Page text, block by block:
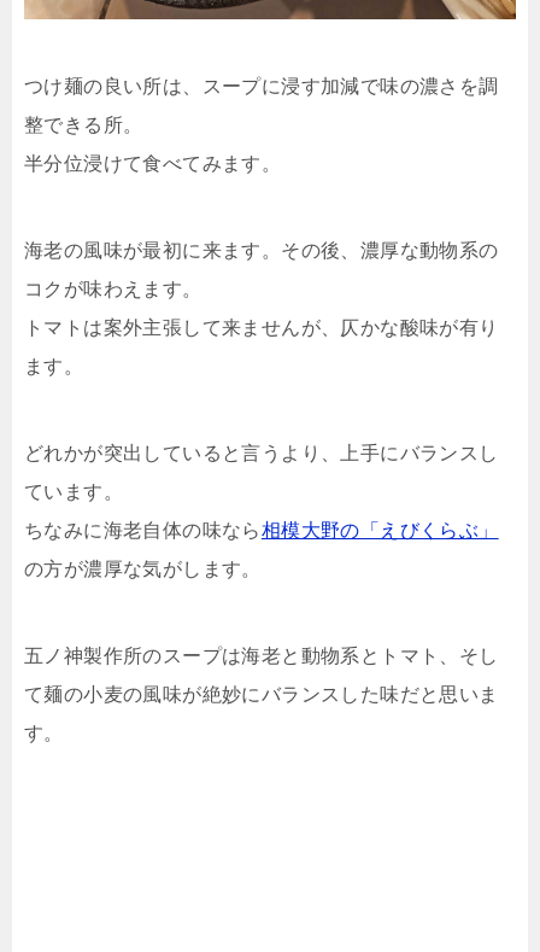
つけ麺の良い所は、スープに浸す加減で味の濃さを調
整できる所。
半分位浸けて食べてみます。
海老の風味が最初に来ます。その後、濃厚な動物系の
コクが味わえます。
トマトは案外主張して来ませんが、仄かな酸味が有り
ます。
どれかが突出していると言うより、上手にバランスし
ています。
ちなみに海老自体の味なら相模大野の「えびくらぶ」
の方が濃厚な気がします。
五ノ神製作所のスープは海老と動物系とトマト、そし
て麺の小麦の風味が絶妙にバランスした味だと思いま
す。